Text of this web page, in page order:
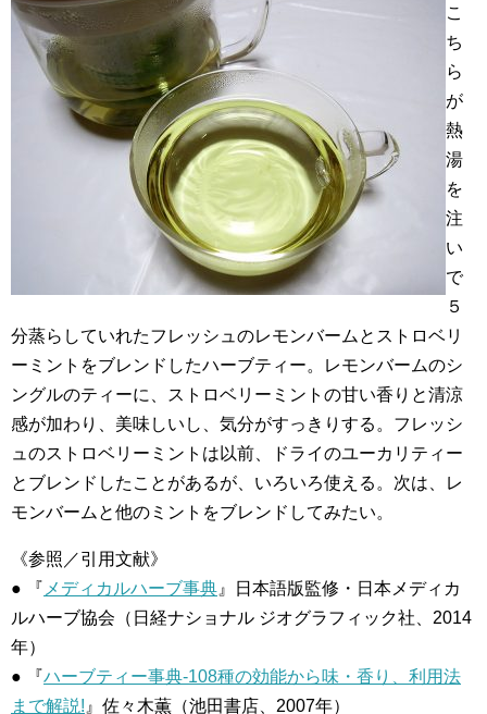
こ
ち
ら
が
熱
湯
を
注
い
で
５
分蒸らしていれたフレッシュのレモンバームとストロベリ
ーミントをブレンドしたハーブティー。レモンバームのシ
ングルのティーに、ストロベリーミントの甘い香りと清涼
感が加わり、美味しいし、気分がすっきりする。フレッシ
ュのストロベリーミントは以前、ドライのユーカリティー
とブレンドしたことがあるが、いろいろ使える。次は、レ
モンバームと他のミントをブレンドしてみたい。
《参照／引用文献》
● 『 メディカルハーブ事典 』日本語版監修・日本メディカ
ルハーブ協会（日経ナショナル ジオグラフィック社、2014
年）
● 『ハーブティー事典-108種の効能から味・香り、利用法
まで解説! 』佐々木薫（池田書店、2007年）